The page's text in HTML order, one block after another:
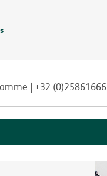
| +32 (0)25861666